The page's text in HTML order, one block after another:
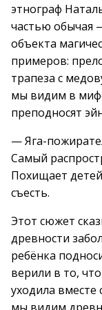
этнограф
частью обычая
объекта
примеров:
трапеза с
мы видим в
преподносят
— Яга-
Самый
Похищает
съесть.
Этот сюжет
древности
ребёнка
верили в то,
уходила вместе